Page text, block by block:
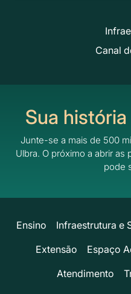
Canal
Sua
Junte-se a mais de 500
Ulbra. O próximo a abrir as
pode
Ensino Infraestrutura e
Extensão
Espaço
Atendimento